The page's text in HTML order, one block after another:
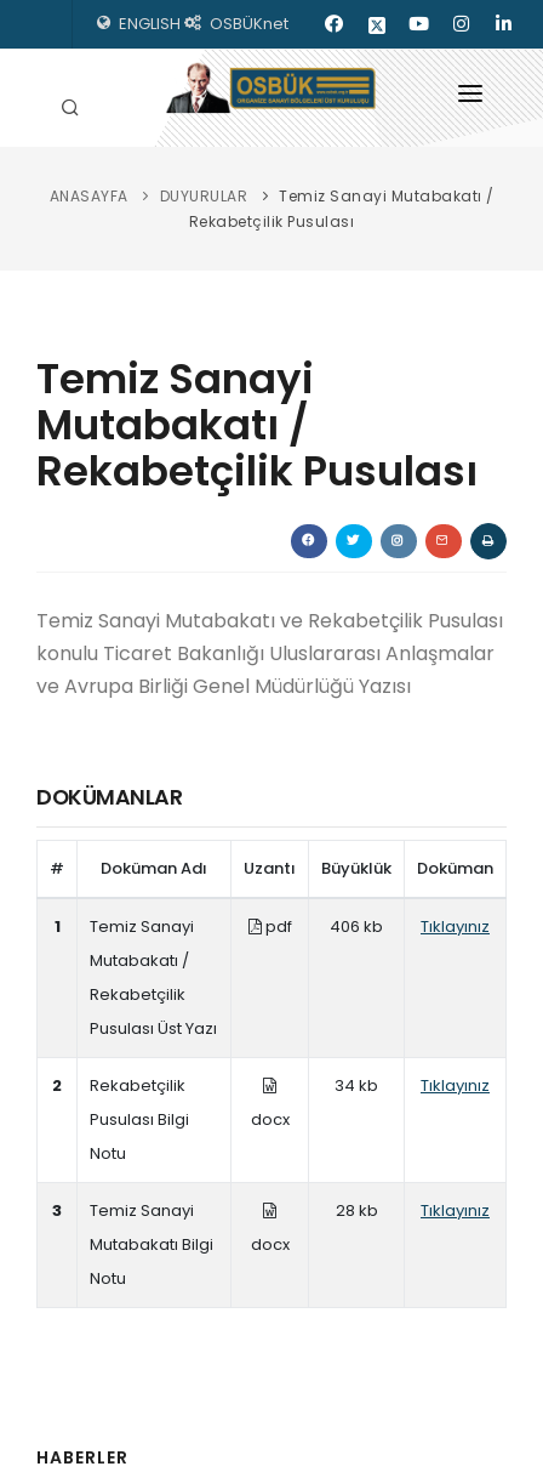
ENGLISH OSBÜKnet
HAKKIMIZDA
KILAVUZLAR
YAYINLARIMIZ
ENERJİ İZLEME
ANASAYFA DUYURULAR
Temiz Sanayi Mutabakatı /
Rekabetçilik Pusulası
Temiz Sanayi
Mutabakatı /
Rekabetçilik Pusulası
Temiz Sanayi Mutabakatı ve Rekabetçilik Pusulası
konulu Ticaret Bakanlığı Uluslararası Anlaşmalar
ve Avrupa Birliği Genel Müdürlüğü Yazısı
DOKÜMANLAR
# Doküman Adı Uzantı Büyüklük Doküman
1
Temiz Sanayi
Mutabakatı /
Rekabetçilik
Pusulası Üst Yazı
pdf 406 kb Tıklayınız
2
Rekabetçilik
Pusulası Bilgi
Notu
docx
34 kb Tıklayınız
3
Temiz Sanayi
Mutabakatı Bilgi
Notu
docx
28 kb Tıklayınız
HABERLER